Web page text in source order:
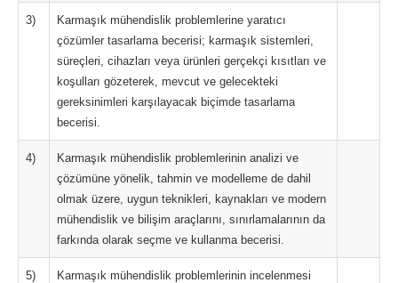
3)
Karmaşık mühendislik problemlerine yaratıcı
çözümler tasarlama becerisi; karmaşık sistemleri,
süreçleri, cihazları veya ürünleri gerçekçi kısıtları ve
koşulları gözeterek, mevcut ve gelecekteki
gereksinimleri karşılayacak biçimde tasarlama
becerisi.
4)
Karmaşık mühendislik problemlerinin analizi ve
çözümüne yönelik, tahmin ve modelleme de dahil
olmak üzere, uygun teknikleri, kaynakları ve modern
mühendislik ve bilişim araçlarını, sınırlamalarının da
farkında olarak seçme ve kullanma becerisi.
5)
Karmaşık mühendislik problemlerinin incelenmesi